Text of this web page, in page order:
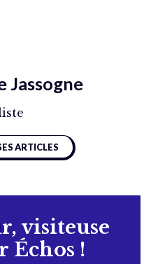
Jassogne
ARTICLES
visiteuse
Échos !